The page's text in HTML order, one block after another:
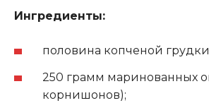
Ингредиенты:
половина копченой
250 грамм маринованных
корнишонов);